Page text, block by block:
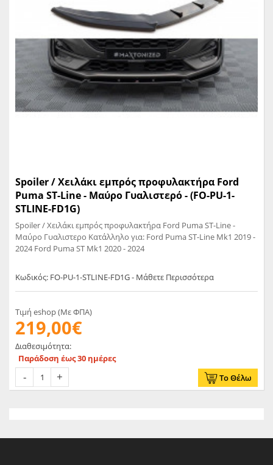
Spoiler / Χειλάκι εμπρός προφυλακτήρα Ford
Puma ST-Line - Μαύρο Γυαλιστερό - (FO-PU-1-
STLINE-FD1G)
Spoiler / Χειλάκι εμπρός προφυλακτήρα Ford Puma ST-Line -
Μαύρο Γυαλιστερο Κατάλληλο για: Ford Puma ST-Line Mk1 2019 -
2024 Ford Puma ST Mk1 2020 - 2024
Κωδικός: FO-PU-1-STLINE-FD1G - Μάθετε Περισσότερα
Τιμή eshop (Με ΦΠΑ)
219,00€
Διαθεσιμότητα:
Παράδοση έως 30 ημέρες
Το Θέλω